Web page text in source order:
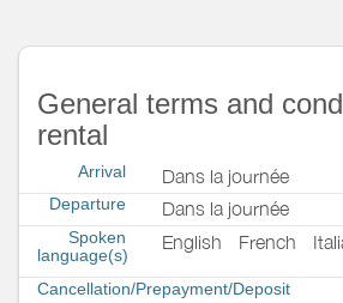
General terms and
rental
Arrival Dans la journée
Departure Dans la journée
Spoken
language(s)
English French
Cancellation/Prepayment/Deposit